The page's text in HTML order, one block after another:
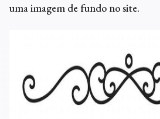
uma imagem de fundo no site.